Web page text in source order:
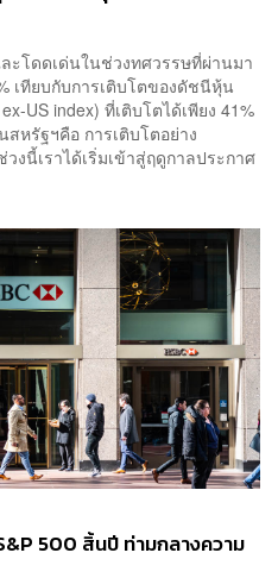
ะโดดเด่นในช่วงทศวรรษที่ผ่านมา
เทียบกับการเติบโตของดัชนีหุ้น
US index) ที่เติบโตได้เพียง 41%
หรัฐฯคือ การเติบโตอย่าง
งนี้เราได้เริ่มเข้าสู่ฤดูกาลประกาศ
500 สิ้นปี ท่ามกลางความ